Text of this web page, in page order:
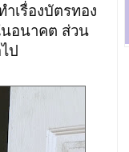
เรื่องบัตรทอง
นอนาคต ส่วน
ป